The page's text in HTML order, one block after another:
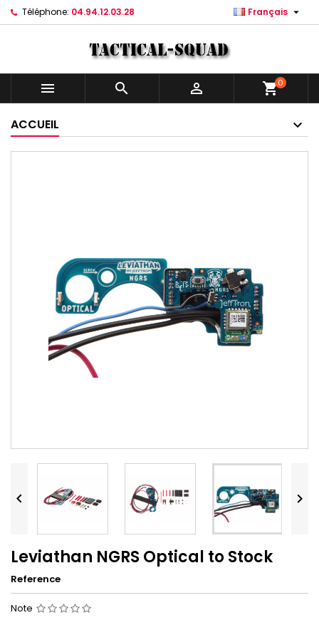
Téléphone: 04.94.12.03.28 Français 
   shopping_cart0
ACCUEIL
 
Leviathan NGRS Optical to Stock
Reference
Note